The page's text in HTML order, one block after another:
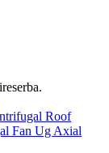
Roof
Fan Ug Axial